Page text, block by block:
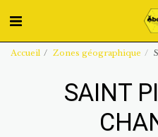
Accueil Zones géographique
SAINT